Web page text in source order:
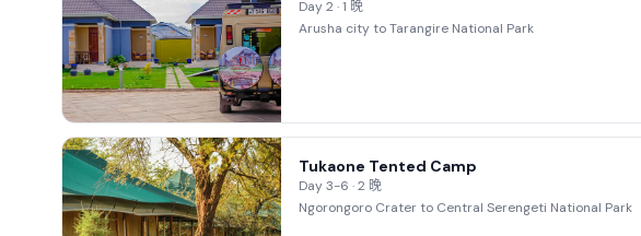
Day 2 · 1 晚
Arusha city to Tarangire National Park
Tukaone Tented Camp
Day 3-6 · 2 晚
Ngorongoro Crater to Central Serengeti National Park